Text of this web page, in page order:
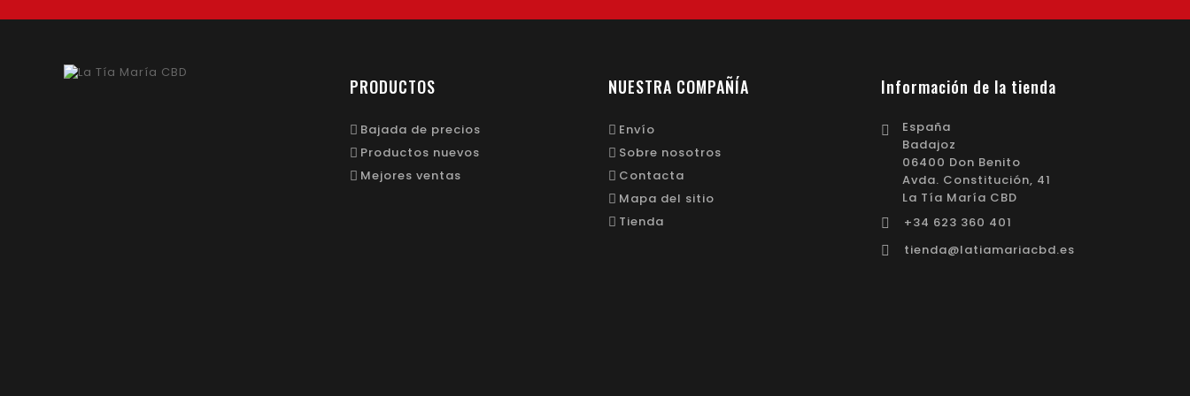
PRODUCTOS
Bajada de precios
Productos nuevos
Mejores ventas
NUESTRA COMPAÑÍA
Envío
Sobre nosotros
Contacta
Mapa del sitio
Tienda
Información de la tienda

España
Badajoz
06400 Don Benito
Avda. Constitución, 41
La Tía María CBD
 ‭+34 623 360 401‬
 tienda@latiamariacbd.es